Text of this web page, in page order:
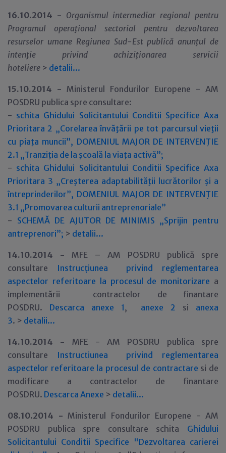
16.10.2014 - Organismul intermediar regional pentru
Programul operaţional sectorial pentru dezvoltarea
resurselor umane Regiunea Sud-Estpublică anunţul de
intenţie privindachiziţionarea servicii
hoteliere > detalii...
15.10.2014 - Ministerul Fondurilor Europene - AM
POSDRU publica spre consultare:
- schita Ghidului Solicitantului Conditii Specifice Axa
Prioritara 2 „Corelarea învăţării pe tot parcursul vieţii
cu piaţa muncii”, DOMENIUL MAJOR DE INTERVENŢIE
2.1 „Tranziţia de la şcoală la viaţa activă”;
- schita Ghidului Solicitantului Conditii Specifice Axa
Prioritara 3 „Creşterea adaptabilităţii lucrătorilor şi a
întreprinderilor”, DOMENIUL MAJOR DE INTERVENŢIE
3.1 „Promovarea culturii antreprenoriale”
- SCHEMĂ DE AJUTOR DE MINIMIS „Sprijin pentru
antreprenori”; > detalii...
14.10.2014 - MFE – AM POSDRU publică spre
consultare Instrucțiunea privind reglementarea
aspectelor referitoare la procesul de monitorizare a
implementării contractelor de finantare
POSDRU. Descarca anexe 1, anexe 2 si anexa
3. > detalii...
14.10.2014 - MFE - AM POSDRU publica spre
consultare Instructiunea privind reglementarea
aspectelor referitoare la procesul de contractare si de
modificare a contractelor de finantare
POSDRU. Descarca Anexe > detalii...
08.10.2014 - Ministerul Fondurilor Europene - AM
POSDRU publica spre consultare schita Ghidului
Solicitantului Conditii Specifice "Dezvoltarea carierei